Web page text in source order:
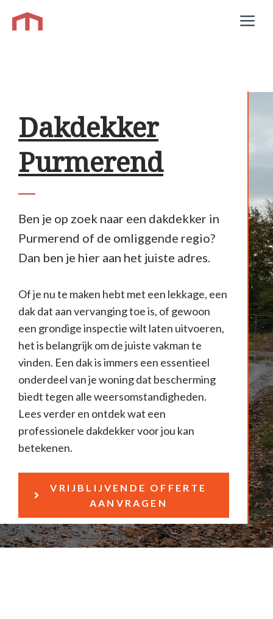
naar
Dakdekker
Purmerend
Ben je op zoek naar een dakdekker in
Purmerend of de omliggende regio?
Dan ben je hier aan het juiste adres.
Of je nu te maken hebt met een lekkage, een
dak dat aan vervanging toe is, of gewoon
een grondige inspectie wilt laten uitvoeren,
het is belangrijk om de juiste vakman te
vinden. Een dak is immers een essentieel
onderdeel van je woning dat bescherming
biedt tegen alle weersomstandigheden.
Lees verder en ontdek wat een
professionele dakdekker voor jou kan
betekenen.
VRIJBLIJVENDE OFFERTE
AANVRAGEN